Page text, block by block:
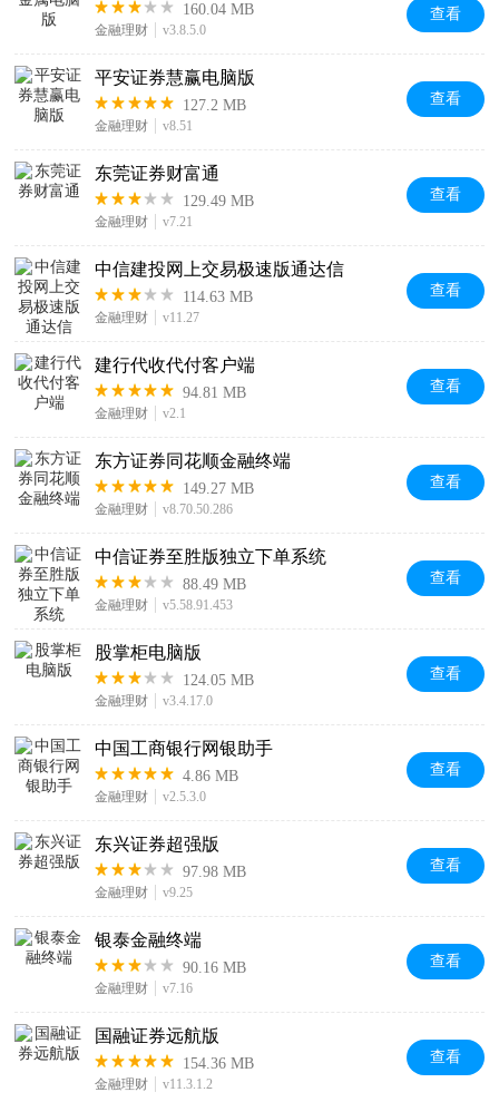
160.04 MB
金融理财 v3.8.5.0
查看
平安证券慧赢电脑版
127.2 MB
金融理财 v8.51
查看
东莞证券财富通
129.49 MB
金融理财 v7.21
查看
中信建投网上交易极速版通达信
114.63 MB
金融理财 v11.27
查看
建行代收代付客户端
94.81 MB
金融理财 v2.1
查看
东方证券同花顺金融终端
149.27 MB
金融理财 v8.70.50.286
查看
中信证券至胜版独立下单系统
88.49 MB
金融理财 v5.58.91.453
查看
股掌柜电脑版
124.05 MB
金融理财 v3.4.17.0
查看
中国工商银行网银助手
4.86 MB
金融理财 v2.5.3.0
查看
东兴证券超强版
97.98 MB
金融理财 v9.25
查看
银泰金融终端
90.16 MB
金融理财 v7.16
查看
国融证券远航版
154.36 MB
金融理财 v11.3.1.2
查看